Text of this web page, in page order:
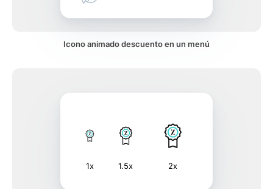
Icono animado descuento en un menú
1x 1.5x 2x